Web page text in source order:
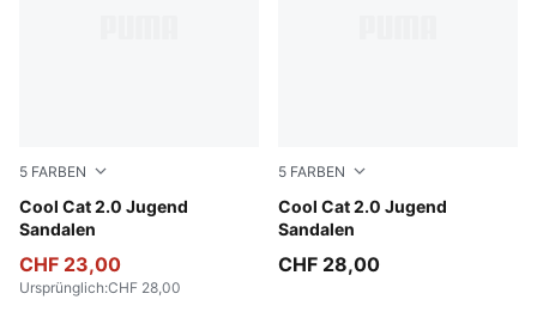
5 FARBEN
Cool Cat 2.0 Jugend
Sandalen
Intense Lavender-PUMA White-Pearl Pink
CHF 23,00
Ursprünglich:CHF 28,00
5 FARBEN
Cool Cat 2.0 Jugend
Sandalen
Vibrant Blue-PUMA White-
CHF 28,00